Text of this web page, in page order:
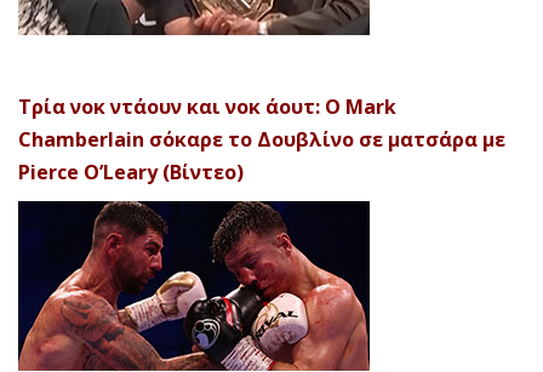
Τρία νοκ ντάουν και νοκ άουτ: Ο Mark
Chamberlain σόκαρε το Δουβλίνο σε ματσάρα με
Pierce O’Leary (Βίντεο)